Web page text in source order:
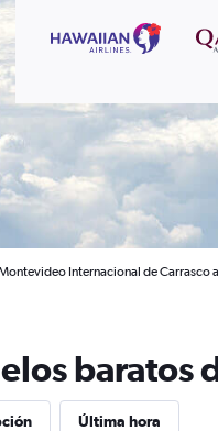
Internacional de Carrasco
baratos
Última hora